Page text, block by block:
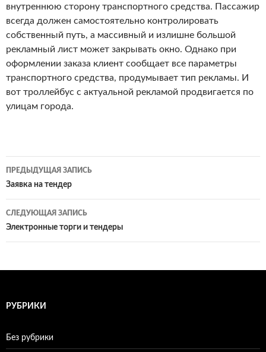
внутреннюю сторону транспортного средства. Пассажир
всегда должен самостоятельно контролировать
собственный путь, а массивный и излишне большой
рекламный лист может закрывать окно. Однако при
оформлении заказа клиент сообщает все параметры
транспортного средства, продумывает тип рекламы. И
вот троллейбус с актуальной рекламой продвигается по
улицам города.
Навигация
по
записям
ПРЕДЫДУЩАЯ ЗАПИСЬ
Заявка на тендер
СЛЕДУЮЩАЯ ЗАПИСЬ
Электронные торги и тендеры
РУБРИКИ
Без рубрики